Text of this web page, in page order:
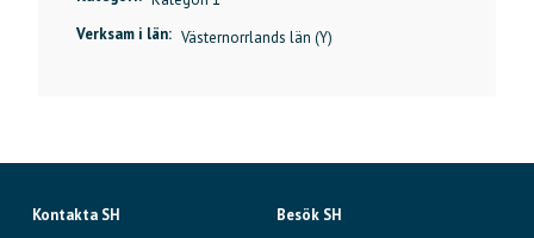
Verksam i län: Västernorrlands län (Y)
Kontakta SH
Besök SH